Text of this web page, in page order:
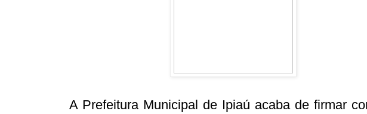
A Prefeitura Municipal de Ipiaú acaba de firmar